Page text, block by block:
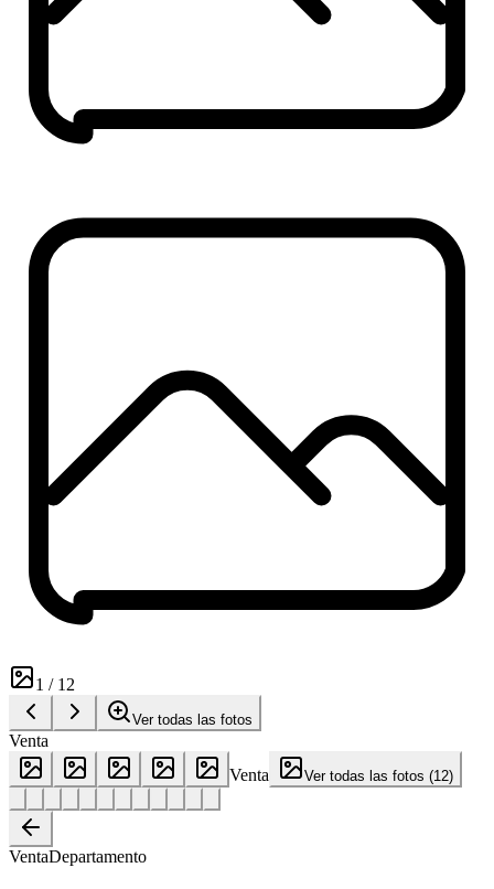
1 / 12
Ver todas las fotos
Venta
Venta
Ver todas las fotos (12)
VentaDepartamento